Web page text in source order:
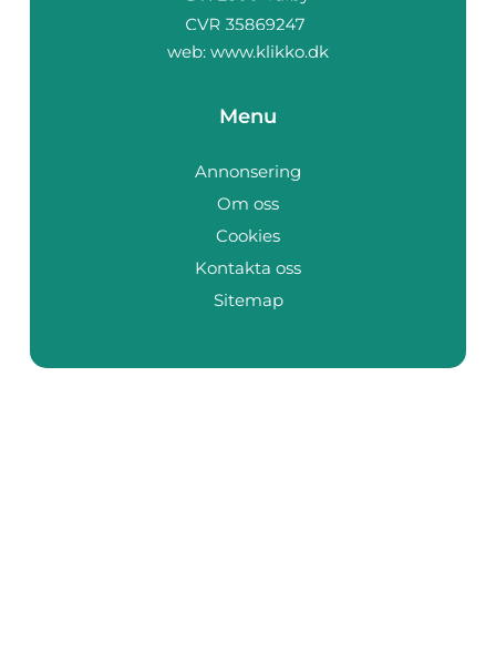
web: www.klikko.dk
Menu
Annonsering
Om oss
Cookies
Kontakta oss
Sitemap